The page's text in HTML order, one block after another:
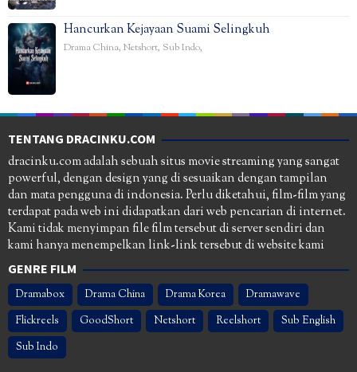
Hancurkan Kejayaan Suami Selingkuh
Drama China, Netshort, Sub Indo,
TENTANG DRACINKU.COM
dracinku.com adalah sebuah situs movie streaming yang sangat
powerful, dengan design yang di sesuaikan dengan tampilan
dan mata pengguna di indonesia. Perlu diketahui, film-film yang
terdapat pada web ini didapatkan dari web pencarian di internet.
Kami tidak menyimpan file film tersebut di server sendiri dan
kami hanya menempelkan link-link tersebut di website kami
GENRE FILM
Dramabox Drama China Drama Korea
Dramawave
Flickreels
GoodShort Netshort Reelshort
Sub English
Sub Indo